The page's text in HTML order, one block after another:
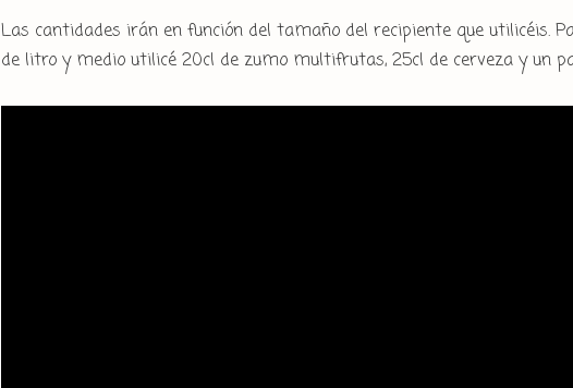
Las cantidades irán en función del tamaño del recipiente que utilicéis.
de litro y medio utilicé 20cl de zumo multifrutas, 25cl de cerveza y un